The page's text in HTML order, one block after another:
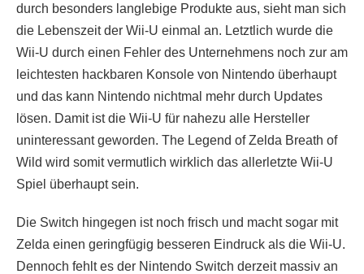
durch besonders langlebige Produkte aus, sieht man sich
die Lebenszeit der Wii-U einmal an. Letztlich wurde die
Wii-U durch einen Fehler des Unternehmens noch zur am
leichtesten hackbaren Konsole von Nintendo überhaupt
und das kann Nintendo nichtmal mehr durch Updates
lösen. Damit ist die Wii-U für nahezu alle Hersteller
uninteressant geworden. The Legend of Zelda Breath of
Wild wird somit vermutlich wirklich das allerletzte Wii-U
Spiel überhaupt sein.
Die Switch hingegen ist noch frisch und macht sogar mit
Zelda einen geringfügig besseren Eindruck als die Wii-U.
Dennoch fehlt es der Nintendo Switch derzeit massiv an